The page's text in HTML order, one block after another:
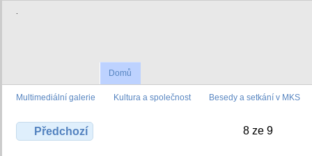
.
Domů
Multimediální galerie Kultura a společnost Besedy a setkání v MKS
Předchozí 8 ze 9